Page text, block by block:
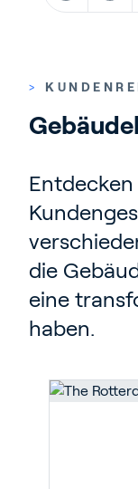
>
Entdecken
die
eine
haben.